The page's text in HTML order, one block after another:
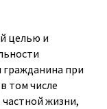
целью и
гражданина при
том числе
жизни,